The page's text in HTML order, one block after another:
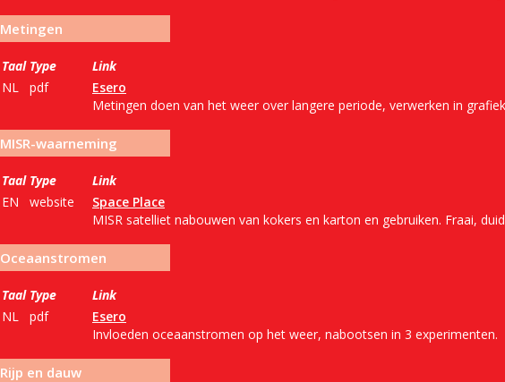
Metingen
Taal Type
Link
NL
pdf
Esero
Metingen doen van het weer over langere periode, verwerken in
MISR-waarneming
Taal Type
Link
EN
website
Space Place
MISR satelliet nabouwen van kokers en karton en gebruiken. Fraai,
Oceaanstromen
Taal Type
Link
NL
pdf
Esero
Invloeden oceaanstromen op het weer, nabootsen in 3 experimenten.
Rijp en dauw